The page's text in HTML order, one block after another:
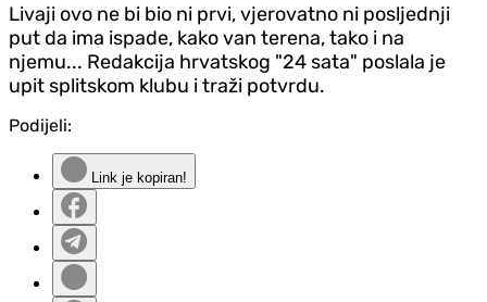
Livaji ovo ne bi bio ni prvi, vjerovatno ni posljednji
put da ima ispade, kako van terena, tako i na
njemu... Redakcija hrvatskog "24 sata" poslala je
upit splitskom klubu i traži potvrdu.
Podijeli:
Link je kopiran!